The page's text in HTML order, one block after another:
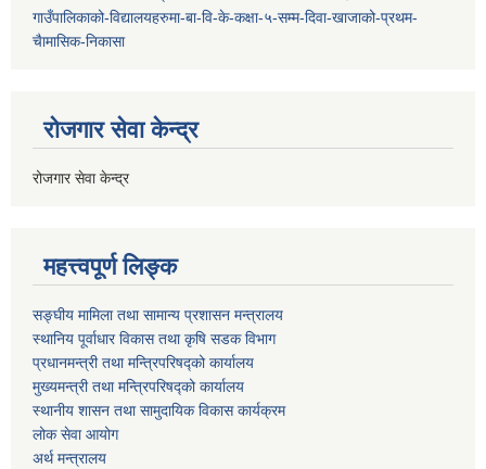
गाउँपालिकाको-विद्यालयहरुमा-बा-वि-के-कक्षा-५-सम्म-दिवा-खाजाको-प्रथम-
चैामासिक-निकासा
रोजगार सेवा केन्द्र
रोजगार सेवा केन्द्र
महत्त्वपूर्ण लिङ्क
सङ्घीय मामिला तथा सामान्य प्रशासन मन्त्रालय
स्थानिय पूर्वाधार विकास तथा कृषि सडक विभाग
प्रधानमन्त्री तथा मन्त्रिपरिषद्को कार्यालय
मुख्यमन्त्री तथा मन्त्रिपरिषद्को कार्यालय
स्थानीय शासन तथा सामुदायिक विकास कार्यक्रम
लोक सेवा आयोग
अर्थ मन्त्रालय